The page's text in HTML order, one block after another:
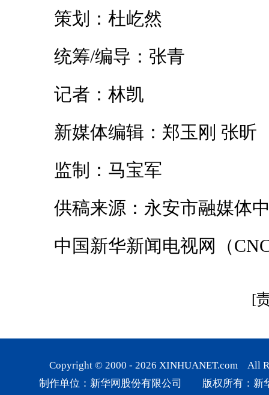
策划：杜屹然
统筹/编导：张青
记者：林凯
新媒体编辑：郑玉刚 张昕
监制：马宝军
供稿来源：永安市融媒体
中国新华新闻电视网（
[
Copyright © 2000 - 2026 XINHUANET.com All
制作单位：新华网股份有限公司 版权所有：新